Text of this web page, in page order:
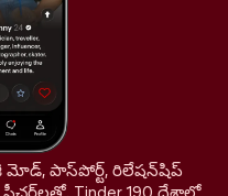
మోడ్, పాస్‌పోర్ట్, రిలేషన్‌షిప్